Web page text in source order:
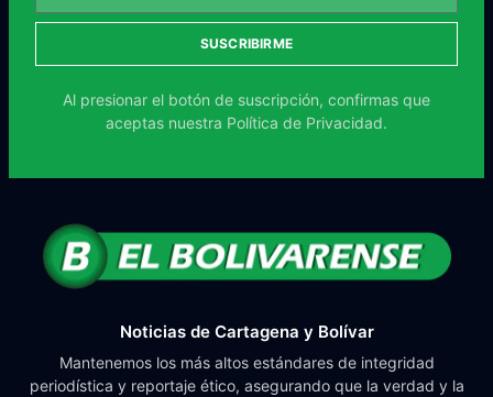
SUSCRIBIRME
Al presionar el botón de suscripción, confirmas que
aceptas nuestra Política de Privacidad.
Noticias de Cartagena y Bolívar
Mantenemos los más altos estándares de integridad
periodística y reportaje ético, asegurando que la verdad y la